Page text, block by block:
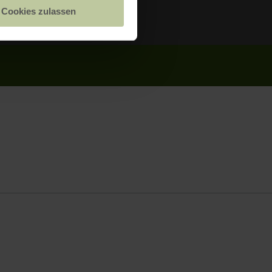
Cookies zulassen
Pfalz